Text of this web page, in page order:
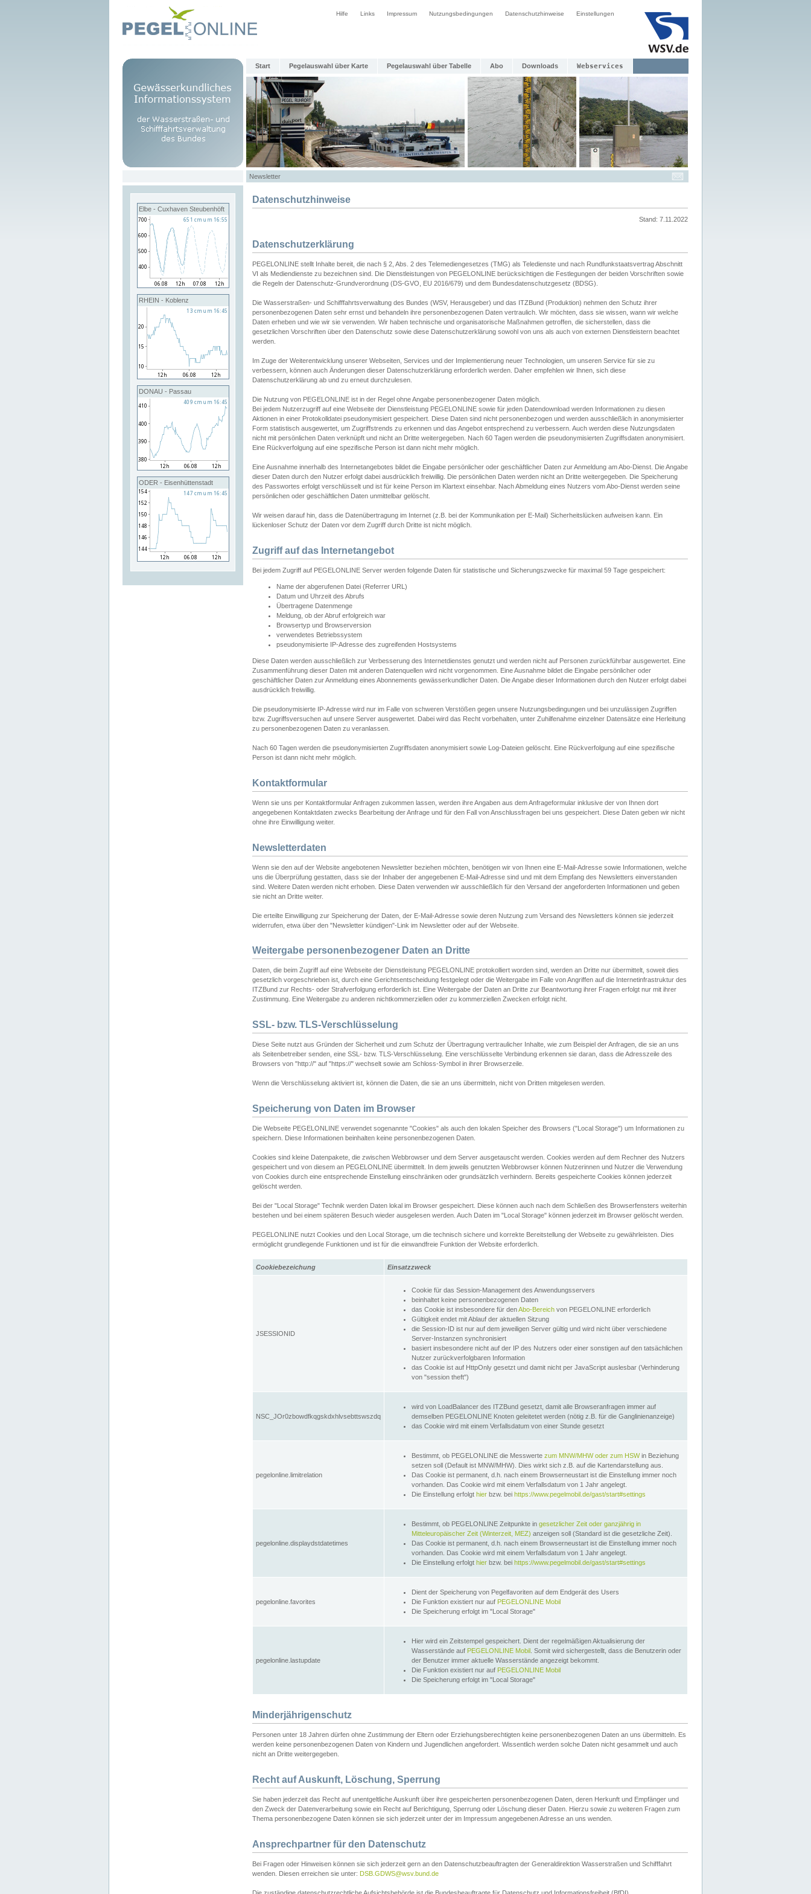
Hilfe Links Impressum Nutzungsbedingungen Datenschutzhinweise Einstellungen
Start Pegelauswahl über Karte Pegelauswahl über Tabelle Abo Downloads Webservices
Newsletter
Elbe - Cuxhaven Steubenhöft
RHEIN - Koblenz
DONAU - Passau
ODER - Eisenhüttenstadt
Datenschutzhinweise
Stand: 7.11.2022
Datenschutzerklärung
PEGELONLINE stellt Inhalte bereit, die nach § 2, Abs. 2 des Telemediengesetzes (TMG) als Teledienste und nach Rundfunkstaatsvertrag Abschnitt
VI als Mediendienste zu bezeichnen sind. Die Dienstleistungen von PEGELONLINE berücksichtigen die Festlegungen der beiden Vorschriften sowie
die Regeln der Datenschutz-Grundverordnung (DS-GVO, EU 2016/679) und dem Bundesdatenschutzgesetz (BDSG).
Die Wasserstraßen- und Schifffahrtsverwaltung des Bundes (WSV, Herausgeber) und das ITZBund (Produktion) nehmen den Schutz ihrer
personenbezogenen Daten sehr ernst und behandeln ihre personenbezogenen Daten vertraulich. Wir möchten, dass sie wissen, wann wir welche
Daten erheben und wie wir sie verwenden. Wir haben technische und organisatorische Maßnahmen getroffen, die sicherstellen, dass die
gesetzlichen Vorschriften über den Datenschutz sowie diese Datenschutzerklärung sowohl von uns als auch von externen Dienstleistern beachtet
werden.
Im Zuge der Weiterentwicklung unserer Webseiten, Services und der Implementierung neuer Technologien, um unseren Service für sie zu
verbessern, können auch Änderungen dieser Datenschutzerklärung erforderlich werden. Daher empfehlen wir Ihnen, sich diese
Datenschutzerklärung ab und zu erneut durchzulesen.
Die Nutzung von PEGELONLINE ist in der Regel ohne Angabe personenbezogener Daten möglich.
Bei jedem Nutzerzugriff auf eine Webseite der Dienstleistung PEGELONLINE sowie für jeden Datendownload werden Informationen zu diesen
Aktionen in einer Protokolldatei pseudonymisiert gespeichert. Diese Daten sind nicht personenbezogen und werden ausschließlich in anonymisierter
Form statistisch ausgewertet, um Zugriffstrends zu erkennen und das Angebot entsprechend zu verbessern. Auch werden diese Nutzungsdaten
nicht mit persönlichen Daten verknüpft und nicht an Dritte weitergegeben. Nach 60 Tagen werden die pseudonymisierten Zugriffsdaten anonymisiert.
Eine Rückverfolgung auf eine spezifische Person ist dann nicht mehr möglich.
Eine Ausnahme innerhalb des Internetangebotes bildet die Eingabe persönlicher oder geschäftlicher Daten zur Anmeldung am Abo-Dienst. Die Angabe
dieser Daten durch den Nutzer erfolgt dabei ausdrücklich freiwillig. Die persönlichen Daten werden nicht an Dritte weitergegeben. Die Speicherung
des Passwortes erfolgt verschlüsselt und ist für keine Person im Klartext einsehbar. Nach Abmeldung eines Nutzers vom Abo-Dienst werden seine
persönlichen oder geschäftlichen Daten unmittelbar gelöscht.
Wir weisen darauf hin, dass die Datenübertragung im Internet (z.B. bei der Kommunikation per E-Mail) Sicherheitslücken aufweisen kann. Ein
lückenloser Schutz der Daten vor dem Zugriff durch Dritte ist nicht möglich.
Zugriff auf das Internetangebot
Bei jedem Zugriff auf PEGELONLINE Server werden folgende Daten für statistische und Sicherungszwecke für maximal 59 Tage gespeichert:
Name der abgerufenen Datei (Referrer URL)
Datum und Uhrzeit des Abrufs
Übertragene Datenmenge
Meldung, ob der Abruf erfolgreich war
Browsertyp und Browserversion
verwendetes Betriebssystem
pseudonymisierte IP-Adresse des zugreifenden Hostsystems
Diese Daten werden ausschließlich zur Verbesserung des Internetdienstes genutzt und werden nicht auf Personen zurückführbar ausgewertet. Eine
Zusammenführung dieser Daten mit anderen Datenquellen wird nicht vorgenommen. Eine Ausnahme bildet die Eingabe persönlicher oder
geschäftlicher Daten zur Anmeldung eines Abonnements gewässerkundlicher Daten. Die Angabe dieser Informationen durch den Nutzer erfolgt dabei
ausdrücklich freiwillig.
Die pseudonymisierte IP-Adresse wird nur im Falle von schweren Verstößen gegen unsere Nutzungsbedingungen und bei unzulässigen Zugriffen
bzw. Zugriffsversuchen auf unsere Server ausgewertet. Dabei wird das Recht vorbehalten, unter Zuhilfenahme einzelner Datensätze eine Herleitung
zu personenbezogenen Daten zu veranlassen.
Nach 60 Tagen werden die pseudonymisierten Zugriffsdaten anonymisiert sowie Log-Dateien gelöscht. Eine Rückverfolgung auf eine spezifische
Person ist dann nicht mehr möglich.
Kontaktformular
Wenn sie uns per Kontaktformular Anfragen zukommen lassen, werden ihre Angaben aus dem Anfrageformular inklusive der von Ihnen dort
angegebenen Kontaktdaten zwecks Bearbeitung der Anfrage und für den Fall von Anschlussfragen bei uns gespeichert. Diese Daten geben wir nicht
ohne ihre Einwilligung weiter.
Newsletterdaten
Wenn sie den auf der Website angebotenen Newsletter beziehen möchten, benötigen wir von Ihnen eine E-Mail-Adresse sowie Informationen, welche
uns die Überprüfung gestatten, dass sie der Inhaber der angegebenen E-Mail-Adresse sind und mit dem Empfang des Newsletters einverstanden
sind. Weitere Daten werden nicht erhoben. Diese Daten verwenden wir ausschließlich für den Versand der angeforderten Informationen und geben
sie nicht an Dritte weiter.
Die erteilte Einwilligung zur Speicherung der Daten, der E-Mail-Adresse sowie deren Nutzung zum Versand des Newsletters können sie jederzeit
widerrufen, etwa über den "Newsletter kündigen"-Link im Newsletter oder auf der Webseite.
Weitergabe personenbezogener Daten an Dritte
Daten, die beim Zugriff auf eine Webseite der Dienstleistung PEGELONLINE protokolliert worden sind, werden an Dritte nur übermittelt, soweit dies
gesetzlich vorgeschrieben ist, durch eine Gerichtsentscheidung festgelegt oder die Weitergabe im Falle von Angriffen auf die Internetinfrastruktur des
ITZBund zur Rechts- oder Strafverfolgung erforderlich ist. Eine Weitergabe der Daten an Dritte zur Beantwortung ihrer Fragen erfolgt nur mit ihrer
Zustimmung. Eine Weitergabe zu anderen nichtkommerziellen oder zu kommerziellen Zwecken erfolgt nicht.
SSL- bzw. TLS-Verschlüsselung
Diese Seite nutzt aus Gründen der Sicherheit und zum Schutz der Übertragung vertraulicher Inhalte, wie zum Beispiel der Anfragen, die sie an uns
als Seitenbetreiber senden, eine SSL- bzw. TLS-Verschlüsselung. Eine verschlüsselte Verbindung erkennen sie daran, dass die Adresszeile des
Browsers von "http://" auf "https://" wechselt sowie am Schloss-Symbol in ihrer Browserzeile.
Wenn die Verschlüsselung aktiviert ist, können die Daten, die sie an uns übermitteln, nicht von Dritten mitgelesen werden.
Speicherung von Daten im Browser
Die Webseite PEGELONLINE verwendet sogenannte "Cookies" als auch den lokalen Speicher des Browsers ("Local Storage") um Informationen zu
speichern. Diese Informationen beinhalten keine personenbezogenen Daten.
Cookies sind kleine Datenpakete, die zwischen Webbrowser und dem Server ausgetauscht werden. Cookies werden auf dem Rechner des Nutzers
gespeichert und von diesem an PEGELONLINE übermittelt. In dem jeweils genutzten Webbrowser können Nutzerinnen und Nutzer die Verwendung
von Cookies durch eine entsprechende Einstellung einschränken oder grundsätzlich verhindern. Bereits gespeicherte Cookies können jederzeit
gelöscht werden.
Bei der "Local Storage" Technik werden Daten lokal im Browser gespeichert. Diese können auch nach dem Schließen des Browserfensters weiterhin
bestehen und bei einem späteren Besuch wieder ausgelesen werden. Auch Daten im "Local Storage" können jederzeit im Browser gelöscht werden.
PEGELONLINE nutzt Cookies und den Local Storage, um die technisch sichere und korrekte Bereitstellung der Webseite zu gewährleisten. Dies
ermöglicht grundlegende Funktionen und ist für die einwandfreie Funktion der Website erforderlich.
Cookiebezeichung Einsatzzweck
JSESSIONID
Cookie für das Session-Management des Anwendungsservers
beinhaltet keine personenbezogenen Daten
das Cookie ist insbesondere für denAbo-Bereich von PEGELONLINE erforderlich
Gültigkeit endet mit Ablauf der aktuellen Sitzung
die Session-ID ist nur auf dem jeweiligen Server gültig und wird nicht über verschiedene
Server-Instanzen synchronisiert
basiert insbesondere nicht auf der IP des Nutzers oder einer sonstigen auf den tatsächlichen
Nutzer zurückverfolgbaren Information
das Cookie ist auf HttpOnly gesetzt und damit nicht per JavaScript auslesbar (Verhinderung
von "session theft")
NSC_JOr0zbowdfkqgskdxhlvsebttswszdq
wird von LoadBalancer des ITZBund gesetzt, damit alle Browseranfragen immer auf
demselben PEGELONLINE Knoten geleitetet werden (nötig z.B. für die Ganglinienanzeige)
das Cookie wird mit einem Verfallsdatum von einer Stunde gesetzt
pegelonline.limitrelation
Bestimmt, ob PEGELONLINE die Messwerte zum MNW/MHW oder zum HSWin Beziehung
setzen soll (Default ist MNW/MHW). Dies wirkt sich z.B. auf die Kartendarstellung aus.
Das Cookie ist permanent, d.h. nach einem Browserneustart ist die Einstellung immer noch
vorhanden. Das Cookie wird mit einem Verfallsdatum von 1 Jahr angelegt.
Die Einstellung erfolgt hier bzw. bei https://www.pegelmobil.de/gast/start#settings
pegelonline.displaydstdatetimes
Bestimmt, ob PEGELONLINE Zeitpunkte in gesetzlicher Zeit oder ganzjährig in
Mitteleuropäischer Zeit (Winterzeit, MEZ) anzeigen soll (Standard ist die gesetzliche Zeit).
Das Cookie ist permanent, d.h. nach einem Browserneustart ist die Einstellung immer noch
vorhanden. Das Cookie wird mit einem Verfallsdatum von 1 Jahr angelegt.
Die Einstellung erfolgt hier bzw. bei https://www.pegelmobil.de/gast/start#settings
pegelonline.favorites
Dient der Speicherung von Pegelfavoriten auf dem Endgerät des Users
Die Funktion existiert nur auf PEGELONLINE Mobil
Die Speicherung erfolgt im "Local Storage"
pegelonline.lastupdate
Hier wird ein Zeitstempel gespeichert. Dient der regelmäßigen Aktualisierung der
Wasserstände auf PEGELONLINE Mobil . Somit wird sichergestellt, dass die Benutzerin oder
der Benutzer immer aktuelle Wasserstände angezeigt bekommt.
Die Funktion existiert nur auf PEGELONLINE Mobil
Die Speicherung erfolgt im "Local Storage"
Minderjährigenschutz
Personen unter 18 Jahren dürfen ohne Zustimmung der Eltern oder Erziehungsberechtigten keine personenbezogenen Daten an uns übermitteln. Es
werden keine personenbezogenen Daten von Kindern und Jugendlichen angefordert. Wissentlich werden solche Daten nicht gesammelt und auch
nicht an Dritte weitergegeben.
Recht auf Auskunft, Löschung, Sperrung
Sie haben jederzeit das Recht auf unentgeltliche Auskunft über ihre gespeicherten personenbezogenen Daten, deren Herkunft und Empfänger und
den Zweck der Datenverarbeitung sowie ein Recht auf Berichtigung, Sperrung oder Löschung dieser Daten. Hierzu sowie zu weiteren Fragen zum
Thema personenbezogene Daten können sie sich jederzeit unter der im Impressum angegebenen Adresse an uns wenden.
Ansprechpartner für den Datenschutz
Bei Fragen oder Hinweisen können sie sich jederzeit gern an den Datenschutzbeauftragten der Generaldirektion Wasserstraßen und Schifffahrt
wenden. Diesen erreichen sie unter: DSB.GDWS@wsv.bund.de